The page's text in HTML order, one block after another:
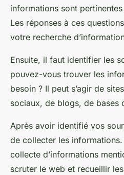
informations sont
Les réponses à ces
votre recherche
Ensuite, il faut identifier les
pouvez-vous trouver les
besoin ? Il peut s’agir de
sociaux, de blogs, de bases
Après avoir identifié vos
de collecter les
collecte d’informations
scruter le web et recueillir